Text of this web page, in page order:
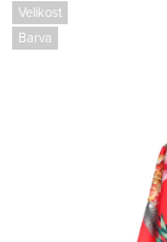
Velikost
Barva